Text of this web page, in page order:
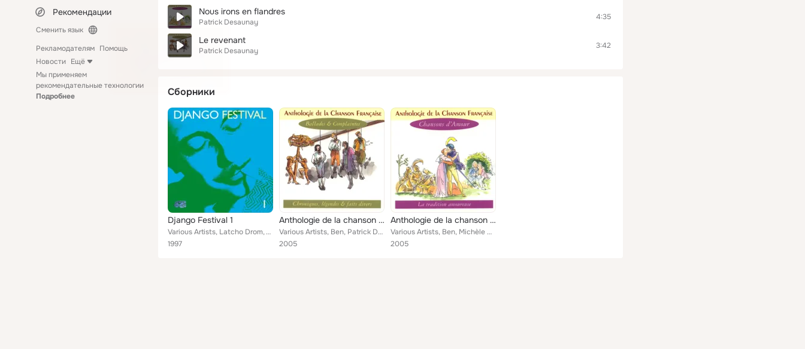
Рекомендации
Сменить язык
Рекламодателям Помощь
Новости Ещё
Мы применяем
рекомендательные технологии
Подробнее
Nous irons en flandres
Patrick Desaunay
4:35
Le revenant
Patrick Desaunay
3:42
Сборники
Django Festival 1
Various Artists, Latcho Drom, Walter Malosetti, Jon Larsen, Babik Reinhardt, Armin Heitz Zigan Swing Trio, The Nairobi Trio, The...
1997
Anthologie de la chanson française - ballades & complaintes
Various Artists, Ben, Patrick Desaunay, Jean Baron, Le Corou De Berra, Michel Hindenoch, Anne Sylvestre, François Hadji Lazaro, ...
2005
Anthologie de la chanson française - les chansons d'amour
Various Artists, Ben, Michèle Bernard, Patrick Desaunay, Michel Hindenoch, Anne Sylvestre, La Chifonnie, Marie-Noëlle Lemapihan,...
2005